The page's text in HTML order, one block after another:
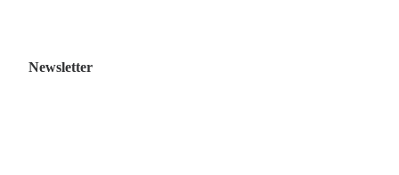
Newsletter